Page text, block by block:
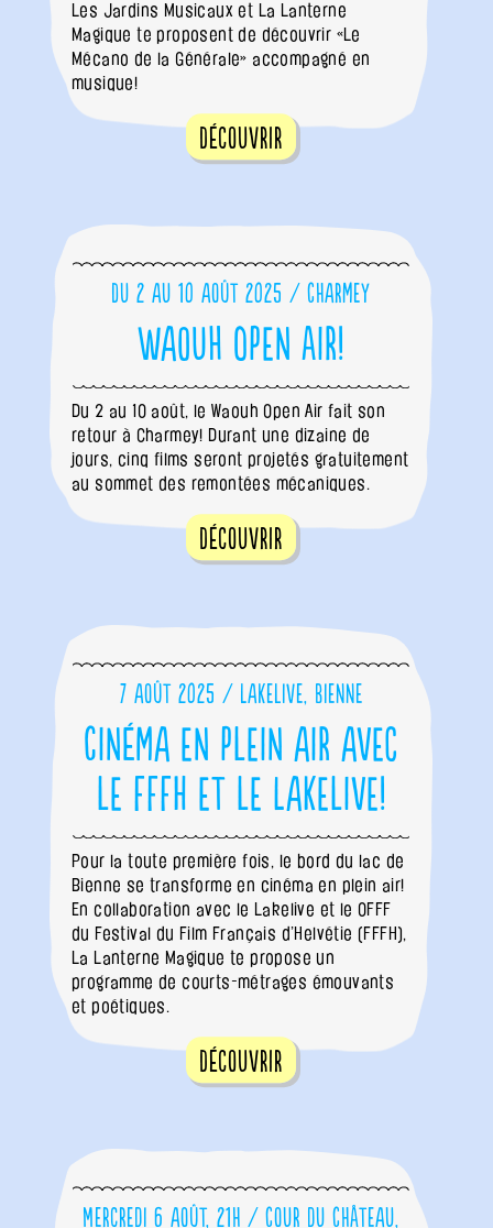
Les Jardins Musicaux et La Lanterne
Magique te proposent de découvrir «Le
Mécano de la Générale» accompagné en
musique!
Découvrir
Du 2 au 10 août 2025 / Charmey
Waouh Open Air!
Du 2 au 10 août, le Waouh Open Air fait son
retour à Charmey! Durant une dizaine de
jours, cinq films seront projetés gratuitement
au sommet des remontées mécaniques.
Découvrir
7 août 2025 / Lakelive, Bienne
Cinéma en plein air avec
le FFFH et le Lakelive!
Pour la toute première fois, le bord du lac de
Bienne se transforme en cinéma en plein air!
En collaboration avec le Lakelive et le OFFF
du Festival du Film Français d’Helvétie (FFFH),
La Lanterne Magique te propose un
programme de courts-métrages émouvants
et poétiques.
Découvrir
Mercredi 6 août, 21h / Cour du Château,